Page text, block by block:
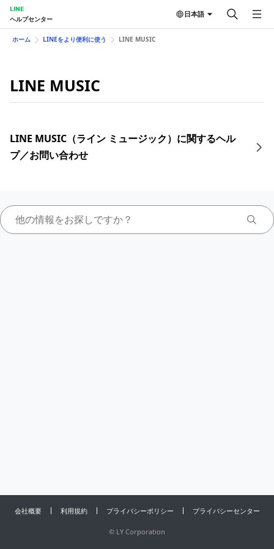
LINE
ヘルプセンター
日本語
ホーム LINEをより便利に使う LINE MUSIC
LINE MUSIC
LINE MUSIC（ライン ミュージック）に関するヘル
プ／お問い合わせ
会社概要 利用規約 プライバシーポリシー プライバシーセンター
© LY Corporation